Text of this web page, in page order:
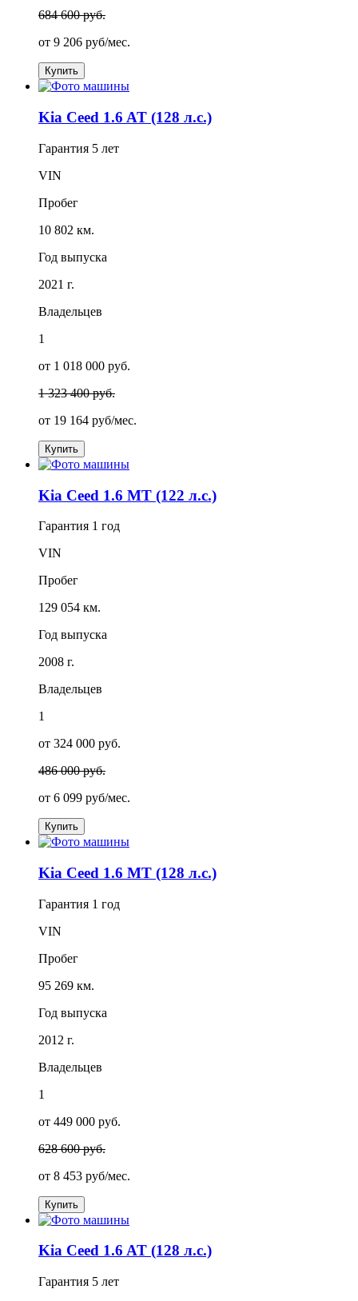
684 600 руб.
от 9 206 руб/мес.
Купить
Kia Ceed 1.6 AT (128 л.с.)
Гарантия 5 лет
VIN
Пробег
10 802 км.
Год выпуска
2021 г.
Владельцев
1
от 1 018 000 руб.
1 323 400 руб.
от 19 164 руб/мес.
Купить
Kia Ceed 1.6 MT (122 л.с.)
Гарантия 1 год
VIN
Пробег
129 054 км.
Год выпуска
2008 г.
Владельцев
1
от 324 000 руб.
486 000 руб.
от 6 099 руб/мес.
Купить
Kia Ceed 1.6 MT (128 л.с.)
Гарантия 1 год
VIN
Пробег
95 269 км.
Год выпуска
2012 г.
Владельцев
1
от 449 000 руб.
628 600 руб.
от 8 453 руб/мес.
Купить
Kia Ceed 1.6 AT (128 л.с.)
Гарантия 5 лет